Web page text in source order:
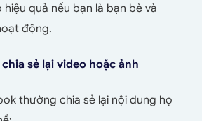
hiệu quả nếu bạn là bạn bè và
động.
sẻ lại video hoặc ảnh
thường chia sẻ lại nội dung họ